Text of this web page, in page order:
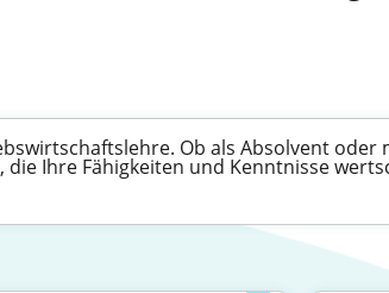
Ob als Absolvent
Ihre Fähigkeiten und Kenntnisse